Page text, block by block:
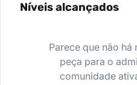
Níveis alcançados
Parece que não
peça para o
comunidade